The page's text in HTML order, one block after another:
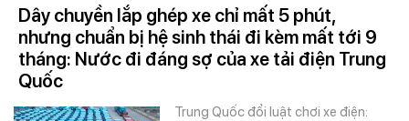
Dây chuyền lắp ghép xe chỉ mất 5 phút,
nhưng chuẩn bị hệ sinh thái đi kèm mất tới 9
tháng: Nước đi đáng sợ của xe tải điện Trung
Quốc
Trung Quốc đổi luật chơi xe điện: